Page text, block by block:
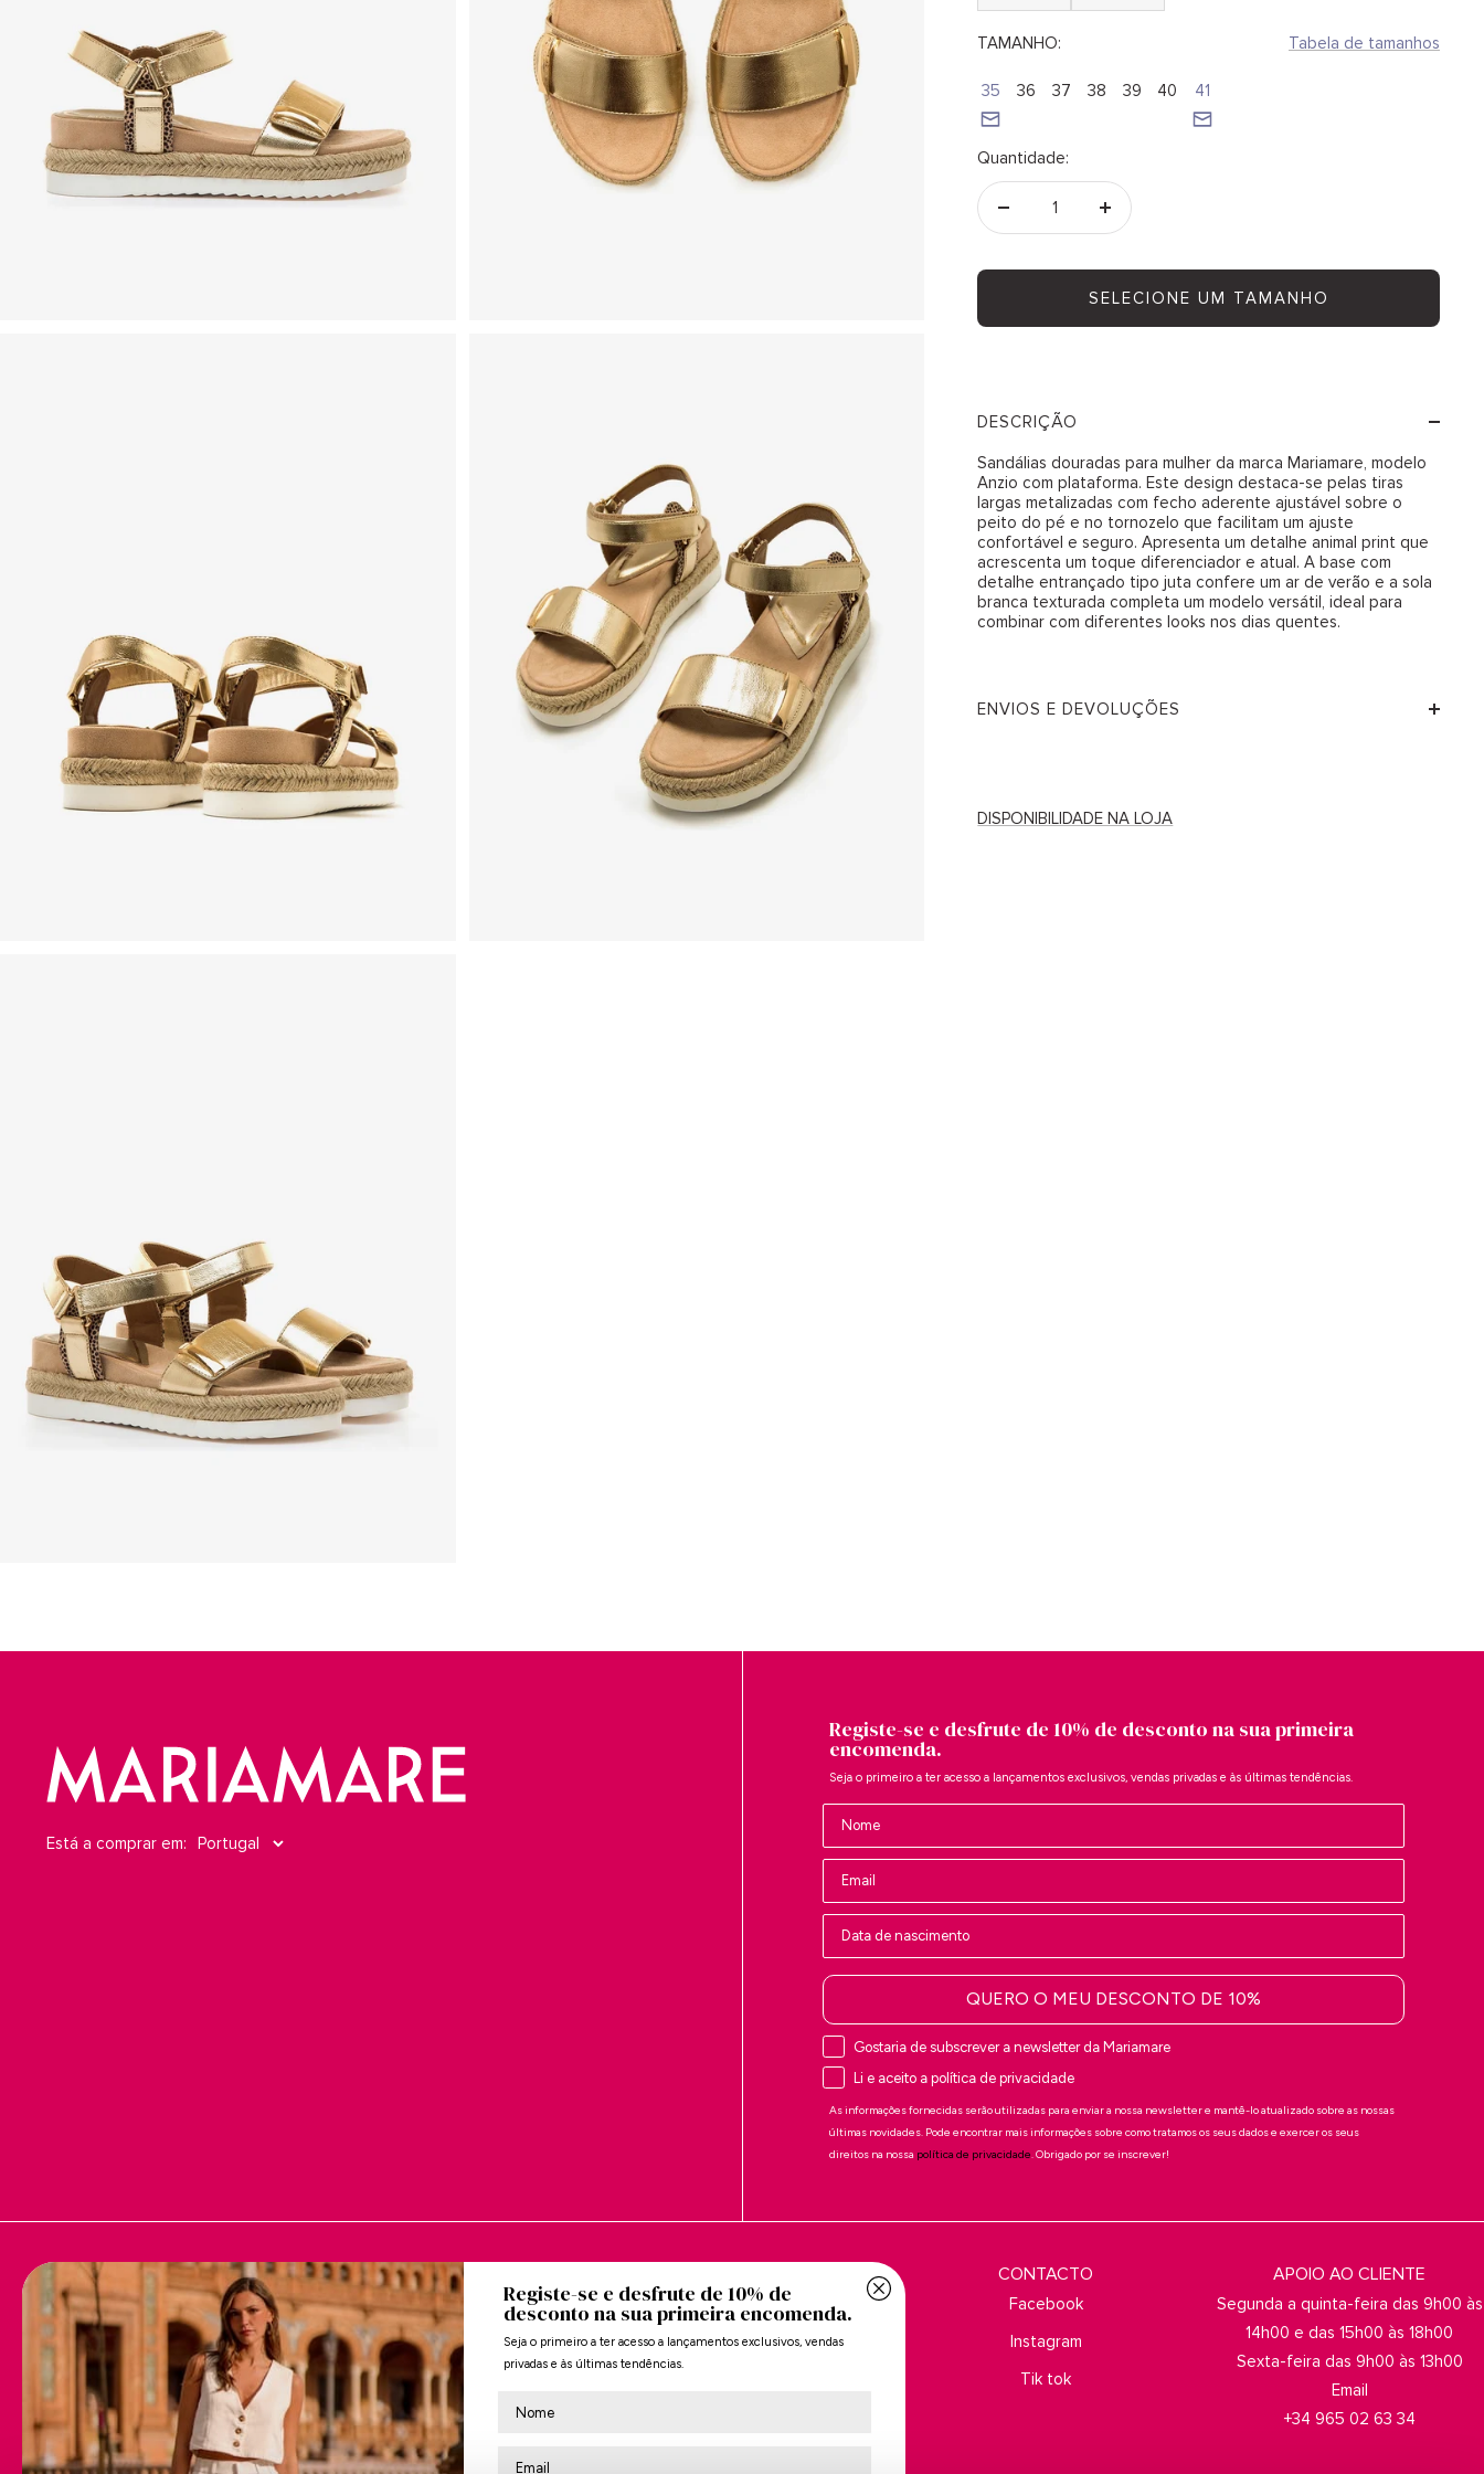
TAMANHO: Tabela de tamanhos
35 36 37 38 39 40 41
Quantidade:
Aumentar
SELECIONE UM TAMANHO
DESCRIÇÃO
Sandálias douradas para mulher da marca Mariamare, modelo
Anzio com plataforma. Este design destaca-se pelas tiras
largas metalizadas com fecho aderente ajustável sobre o
peito do pé e no tornozelo que facilitam um ajuste
confortável e seguro. Apresenta um detalhe animal print que
acrescenta um toque diferenciador e atual. A base com
detalhe entrançado tipo juta confere um ar de verão e a sola
branca texturada completa um modelo versátil, ideal para
combinar com diferentes looks nos dias quentes.
ENVIOS E DEVOLUÇÕES
DISPONIBILIDADE NA LOJA
Está a comprar em:
Registe-se e desfrute de 10% de desconto na sua primeira
encomenda.
Seja o primeiro a ter acesso a lançamentos exclusivos, vendas privadas e às últimas tendências.
Nombre
QUERO O MEU DESCONTO DE 10%
Gostaria de subscrever a newsletter da Mariamare
Li e aceito a política de privacidade
As informações fornecidas serão utilizadas para enviar a nossa newsletter e mantê-lo atualizado sobre as nossas
últimas novidades. Pode encontrar mais informações sobre como tratamos os seus dados e exercer os seus
direitos na nossa política de privacidade . Obrigado por se inscrever!
AJUDA
Contacto
Perguntas frequentes
Condições de envio
Trocas e devoluções
POLÍTICAS DA MARCA
Aviso legal
Política de cookies
Política de cookies
Perguntas frequentes
Termos e condições
A marca
Localizador de lojas
CONTACTO
Facebook
Instagram
Tik tok
APOIO AO CLIENTE
Segunda a quinta-feira das 9h00 às
14h00 e das 15h00 às 18h00
Sexta-feira das 9h00 às 13h00
Email
+34 965 02 63 34
Registe-se e desfrute de 10% de
desconto na sua primeira encomenda.
Seja o primeiro a ter acesso a lançamentos exclusivos, vendas
privadas e às últimas tendências.